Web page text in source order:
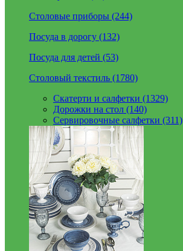
Столовые приборы (244)
Посуда в дорогу (132)
Посуда для детей (53)
Столовый текстиль (1780)
Скатерти и салфетки (1329)
Дорожки на стол (140)
Сервировочные салфетки (311)